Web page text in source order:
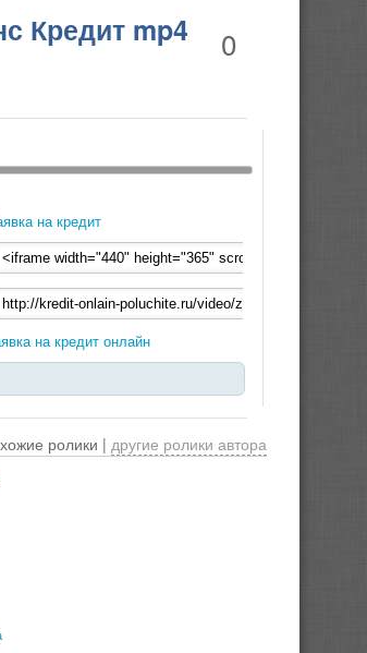
0
Кредит mp4
на кредит
на кредит онлайн
ролики | другие ролики автора